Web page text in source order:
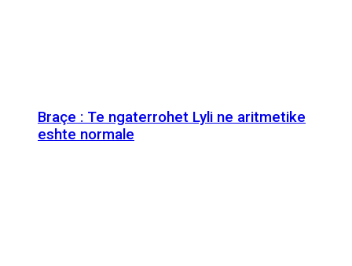
Braçe : Te ngaterrohet Lyli ne aritmetike
eshte normale